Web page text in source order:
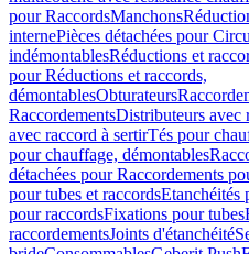
pour RaccordsManchons
internePièces détachées pour
indémontablesRéductions et
pour Réductions et raccords,
démontablesObturateurs
RaccordementsDistributeurs avec
avec raccord à sertirTés pour
pour chauffage, démontables
détachées pour Raccordements
pour tubes et raccordsEtanchéités
pour raccordsFixations pour tubes
raccordementsJoints d'étanchéité